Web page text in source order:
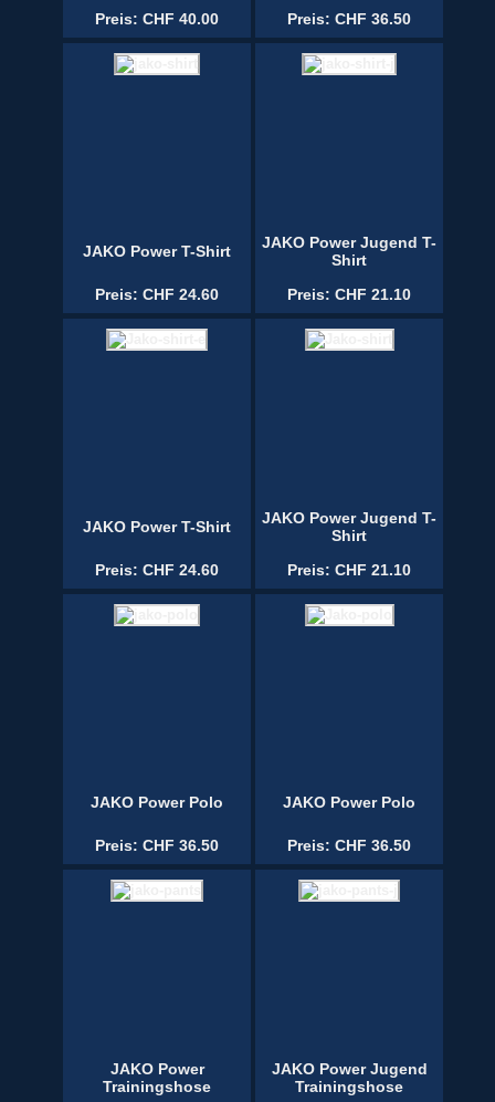
Preis: CHF 40.00 Preis: CHF 36.50
JAKO Power T-Shirt
Preis: CHF 24.60
JAKO Power Jugend T-
Shirt
Preis: CHF 21.10
JAKO Power T-Shirt
Preis: CHF 24.60
JAKO Power Jugend T-
Shirt
Preis: CHF 21.10
JAKO Power Polo
Preis: CHF 36.50
JAKO Power Polo
Preis: CHF 36.50
JAKO Power
Trainingshose
JAKO Power Jugend
Trainingshose